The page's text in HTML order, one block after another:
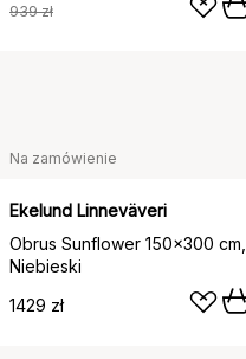
939 zł
Na zamówienie
Ekelund Linneväveri
Obrus Sunflower 150x300 cm,
Niebieski
1429 zł